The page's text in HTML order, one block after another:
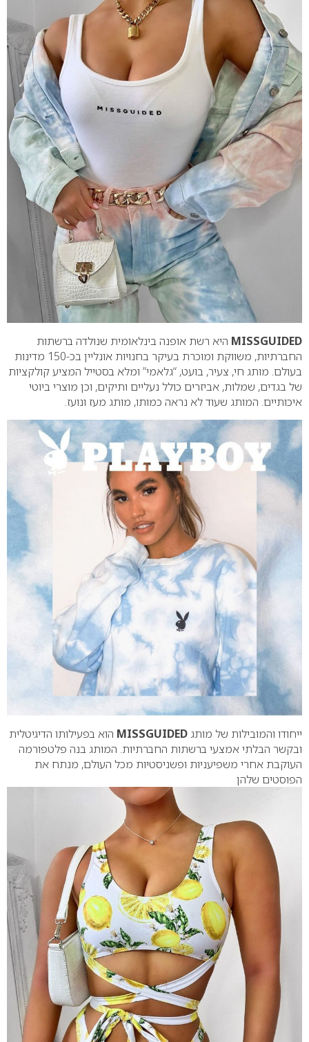
MISSGUIDED היא רשת אופנה בינלאומית שנולדה ברשתות
החברתיות, משווקת ומוכרת בעיקר בחנויות אונליין בכ-150 מדינות
בעולם. מותג חי, צעיר, בועט, “גלאמי” ומלא בסטייל המציע קולקציות
של בגדים, שמלות, אביזרים כולל נעליים ותיקים, וכן מוצרי ביוטי
איכותיים. המותג שעוד לא נראה כמותו, מותג מעז ונועז.
ייחודו והמובילות של מותגMISSGUIDED הוא בפעילותו הדיגיטלית
ובקשר הבלתי אמצעי ברשתות החברתיות. המותג בנה פלטפורמה
העוקבת אחרי משפיעניות ופשניסטיות מכל העולם, מנתח את
הפוסטים שלהן